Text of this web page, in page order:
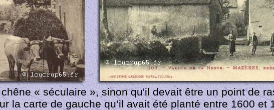
« séculaire », sinon qu'il devait être un point de
la carte de gauche qu’il avait été planté entre 1600 et